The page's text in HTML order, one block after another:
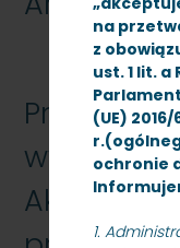
na
z
ust. 1 lit.
(UE)
ochronie
1.
Przetarg